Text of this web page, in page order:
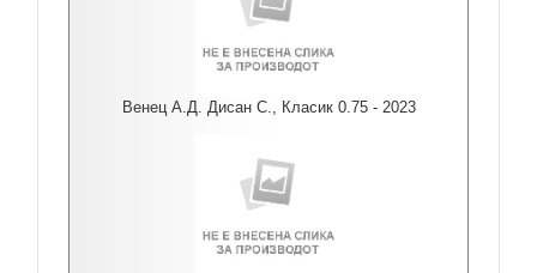
Венец А.Д. Дисан С., Класик 0.75 - 2023